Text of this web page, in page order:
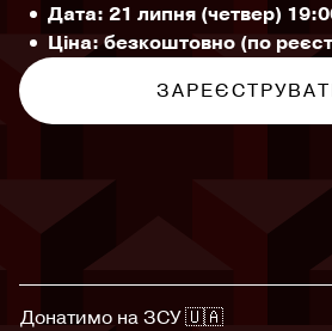
Дата: 21 липня (четвер)
Ціна: безкоштовно (по
Донатимо на ЗСУ 🇺🇦